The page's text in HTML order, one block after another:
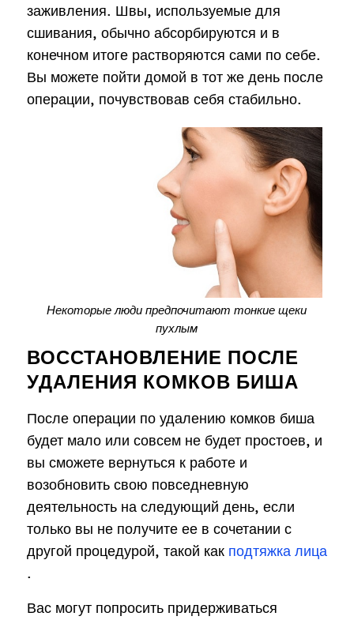
заживления. Швы, используемые для
сшивания, обычно абсорбируются и в
конечном итоге растворяются сами по себе.
Вы можете пойти домой в тот же день после
операции, почувствовав себя стабильно.
Некоторые люди предпочитают тонкие щеки
пухлым
ВОССТАНОВЛЕНИЕ ПОСЛЕ
УДАЛЕНИЯ КОМКОВ БИША
После операции по удалению комков биша
будет мало или совсем не будет простоев, и
вы сможете вернуться к работе и
возобновить свою повседневную
деятельность на следующий день, если
только вы не получите ее в сочетании с
другой процедурой, такой как подтяжка лица
.
Вас могут попросить придерживаться